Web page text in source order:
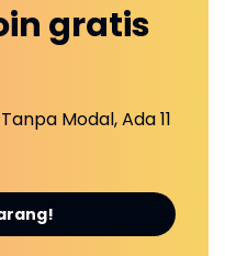
gratis
Modal, Ada 11